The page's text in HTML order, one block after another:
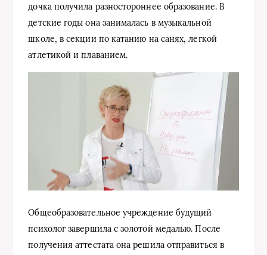
дочка получила разностороннее образование. В
детские годы она занималась в музыкальной
школе, в секции по катанию на санях, легкой
атлетикой и плаванием.
Общеобразовательное учреждение будущий
психолог завершила с золотой медалью. После
получения аттестата она решила отправиться в